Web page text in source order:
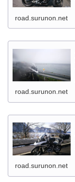
road.surunon.net
road.surunon.net
road.surunon.net